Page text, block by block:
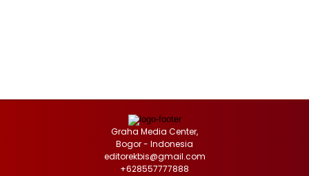
Graha Media Center,
Bogor - Indonesia
editorekbis@gmail.com
+628557777888